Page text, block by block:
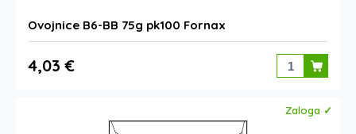
Ovojnice B6-BB 75g pk100 Fornax
4,03 €
Zaloga ✓